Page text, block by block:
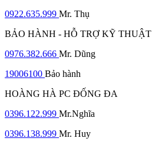
0922.635.999 Mr. Thụ
BẢO HÀNH - HỖ TRỢ KỸ THUẬT
0976.382.666 Mr. Dũng
19006100 Bảo hành
HOÀNG HÀ PC ĐỐNG ĐA
0396.122.999 Mr.Nghĩa
0396.138.999 Mr. Huy